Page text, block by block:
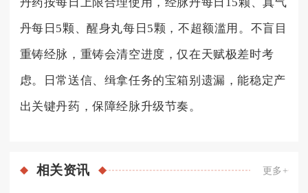
丹每日5颗、醒身丸每日5颗，不超额滥用。不盲目
重铸经脉，重铸会清空进度，仅在天赋极差时考
虑。日常送信、缉拿任务的宝箱别遗漏，能稳定产
出关键丹药，保障经脉升级节奏。
相关资讯 更多+